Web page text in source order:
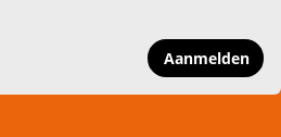
Aanmelden